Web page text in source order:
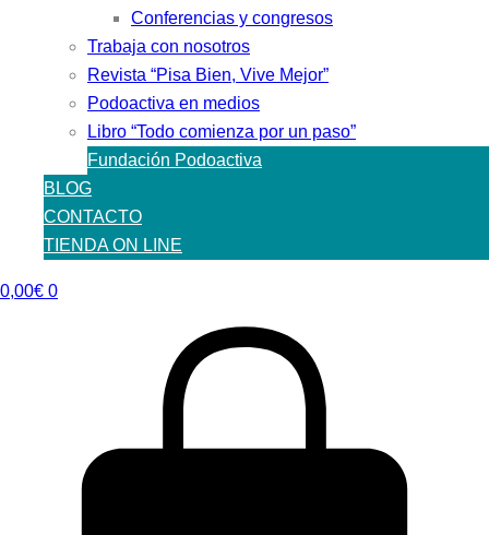
Conferencias y congresos
Trabaja con nosotros
Revista “Pisa Bien, Vive Mejor”
Podoactiva en medios
Libro “Todo comienza por un paso”
Fundación Podoactiva
BLOG
CONTACTO
TIENDA ON LINE
0,00€ 0